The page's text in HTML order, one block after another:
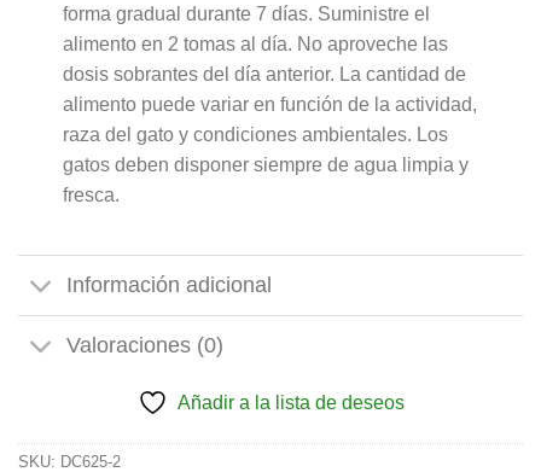
forma gradual durante 7 días. Suministre el
alimento en 2 tomas al día. No aproveche las
dosis sobrantes del día anterior. La cantidad de
alimento puede variar en función de la actividad,
raza del gato y condiciones ambientales. Los
gatos deben disponer siempre de agua limpia y
fresca.
Información adicional
Valoraciones (0)
Añadir a la lista de deseos
SKU: DC625-2